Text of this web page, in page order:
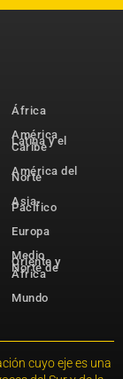
África
América
Latina y el
Caribe
América del
Norte
Asia-
Pacífico
Europa
Medio
Oriente y
Norte de
África
Mundo
cuyo eje es una